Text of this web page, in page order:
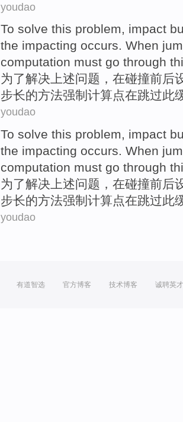
youdao
To solve this problem, impact
the impacting occurs. When
computation must go through
为了解决 上述问题 ，在碰撞前后
步长的方法强制 计算点在跳过此
youdao
To solve this problem, impact
the impacting occurs. When
computation must go through
为了解决 上述问题 ，在碰撞前后
步长的方法强制 计算点在跳过此
youdao
有道智选 官方博客 技术博客 诚聘英才